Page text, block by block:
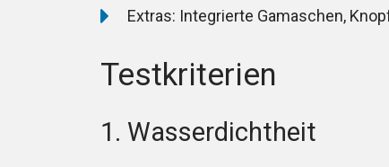
Extras: Integrierte Gamaschen,
Testkriterien
1. Wasserdichtheit